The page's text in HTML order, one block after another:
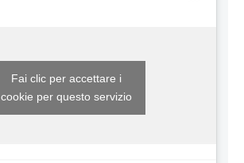
Fai clic per accettare i
cookie per questo servizio